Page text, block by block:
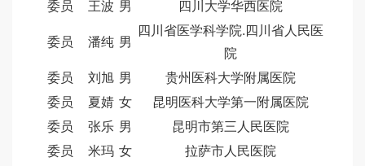
委员
王波 男 四川大学华西医院
委员 潘纯 男
四川省医学科学院.四川省人民医
院
委员
刘旭 男
贵州医科大学附属医院
委员
夏婧 女
昆明医科大学第一附属医院
委员
张乐 男
昆明市第三人民医院
委员
米玛 女
拉萨市人民医院